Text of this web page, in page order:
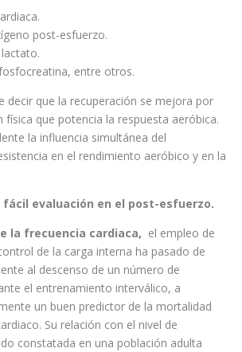
post-esfuerzo.
entre otros.
decir que la recuperación se mejora por
física que potencia la respuesta aeróbica.
la influencia simultánea del
en el rendimiento aeróbico y en la
fácil evaluación en el post-esfuerzo.
la frecuencia cardiaca, el empleo de
de la carga interna ha pasado de
al descenso de un número de
el entrenamiento interválico, a
un buen predictor de la mortalidad
Su relación con el nivel de
constatada en una población adulta